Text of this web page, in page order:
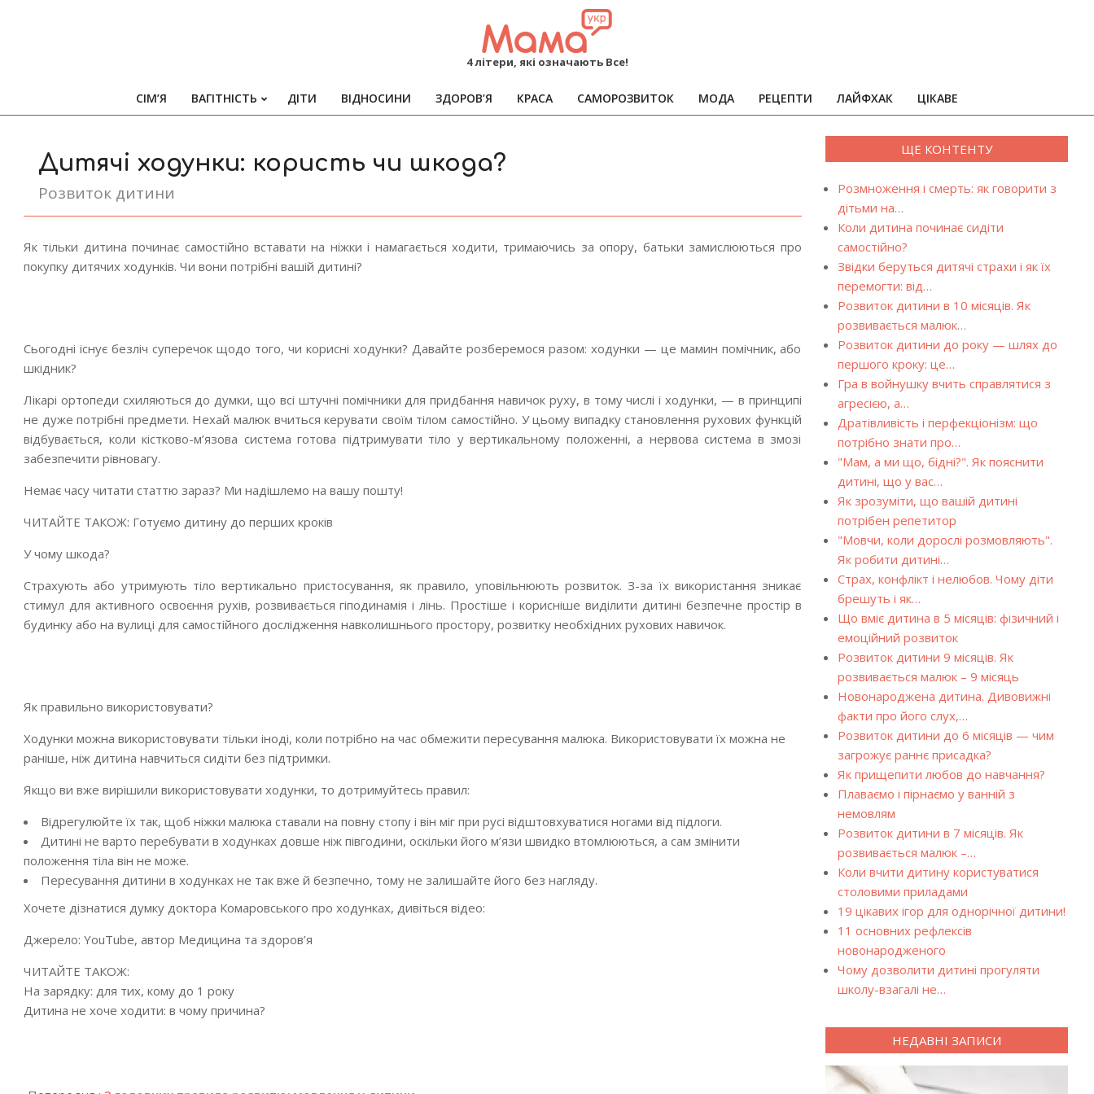
MAMA
4 літери, які означають Все!
Primary
СІМ’Я ВАГІТНІСТЬ ДІТИ ВІДНОСИНИ ЗДОРОВ’Я КРАСА САМОРОЗВИТОК МОДА РЕЦЕПТИ ЛАЙФХАК ЦІКАВЕ
Дитячі ходунки: користь чи шкода?
Розвиток дитини
Як тільки дитина починає самостійно вставати на ніжки і намагається ходити, тримаючись за опору, батьки замислюються про
покупку дитячих ходунків. Чи вони потрібні вашій дитині?
Сьогодні існує безліч суперечок щодо того, чи корисні ходунки? Давайте розберемося разом: ходунки — це мамин помічник, або
шкідник?
Лікарі ортопеди схиляються до думки, що всі штучні помічники для придбання навичок руху, в тому числі і ходунки, — в принципі
не дуже потрібні предмети. Нехай малюк вчиться керувати своїм тілом самостійно. У цьому випадку становлення рухових функцій
відбувається, коли кістково-м’язова система готова підтримувати тіло у вертикальному положенні, а нервова система в змозі
забезпечити рівновагу.
Немає часу читати статтю зараз? Ми надішлемо на вашу пошту!
ЧИТАЙТЕ ТАКОЖ: Готуємо дитину до перших кроків
У чому шкода?
Страхують або утримують тіло вертикально пристосування, як правило, уповільнюють розвиток. З-за їх використання зникає
стимул для активного освоєння рухів, розвивається гіподинамія і лінь. Простіше і корисніше виділити дитині безпечне простір в
будинку або на вулиці для самостійного дослідження навколишнього простору, розвитку необхідних рухових навичок.
Як правильно використовувати?
Ходунки можна використовувати тільки іноді, коли потрібно на час обмежити пересування малюка. Використовувати їх можна не
раніше, ніж дитина навчиться сидіти без підтримки.
Якщо ви вже вирішили використовувати ходунки, то дотримуйтесь правил:
Відрегулюйте їх так, щоб ніжки малюка ставали на повну стопу і він міг при русі відштовхуватися ногами від підлоги.
Дитині не варто перебувати в ходунках довше ніж півгодини, оскільки його м’язи швидко втомлюються, а сам змінити
положення тіла він не може.
Пересування дитини в ходунках не так вже й безпечно, тому не залишайте його без нагляду.
Хочете дізнатися думку доктора Комаровського про ходунках, дивіться відео:
Джерело: YouTube, автор Медицина та здоров’я
ЧИТАЙТЕ ТАКОЖ:
На зарядку: для тих, кому до 1 року
Дитина не хоче ходити: в чому причина?
ЩЕ КОНТЕНТУ
Розмноження і смерть: як говорити з
дітьми на…
Коли дитина починає сидіти
самостійно?
Звідки беруться дитячі страхи і як їх
перемогти: від…
Розвиток дитини в 10 місяців. Як
розвивається малюк…
Розвиток дитини до року — шлях до
першого кроку: це…
Гра в войнушку вчить справлятися з
агресією, а…
Дратівливість і перфекціонізм: що
потрібно знати про…
"Мам, а ми що, бідні?". Як пояснити
дитині, що у вас…
Як зрозуміти, що вашій дитині
потрібен репетитор
"Мовчи, коли дорослі розмовляють".
Як робити дитині…
Страх, конфлікт і нелюбов. Чому діти
брешуть і як…
Що вміє дитина в 5 місяців: фізичний і
емоційний розвиток
Розвиток дитини 9 місяців. Як
розвивається малюк – 9 місяць
Новонароджена дитина. Дивовижні
факти про його слух,…
Розвиток дитини до 6 місяців — чим
загрожує раннє присадка?
Як прищепити любов до навчання?
Плаваємо і пірнаємо у ванній з
немовлям
Розвиток дитини в 7 місяців. Як
розвивається малюк –…
Коли вчити дитину користуватися
столовими приладами
19 цікавих ігор для однорічної дитини!
11 основних рефлексів
новонародженого
Чому дозволити дитині прогуляти
школу-взагалі не…
НЕДАВНІ ЗАПИСИ